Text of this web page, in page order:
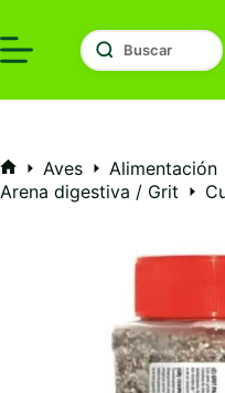
al
contenido
Inicio
Aves
Alimentación
Arena digestiva / Grit